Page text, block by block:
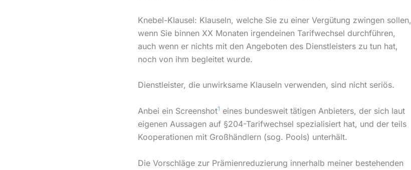
Knebel-Klausel: Klauseln, welche Sie zu einer Vergütung zwingen sollen,
wenn Sie binnen XX Monaten irgendeinen Tarifwechsel durchführen,
auch wenn er nichts mit den Angeboten des Dienstleisters zu tun hat,
noch von ihm begleitet wurde.
Dienstleister, die unwirksame Klauseln verwenden, sind nicht seriös.
Anbei ein Screenshot1 eines bundesweit tätigen Anbieters, der sich laut
eigenen Aussagen auf §204-Tarifwechsel spezialisiert hat, und der teils
Kooperationen mit Großhändlern (sog. Pools) unterhält.
Die Vorschläge zur Prämienreduzierung innerhalb meiner bestehenden